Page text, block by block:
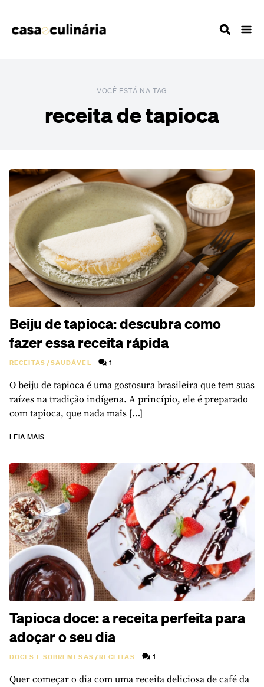
VOCÊ ESTÁ NA TAG
receita de tapioca
Beiju de tapioca: descubra como
fazer essa receita rápida
RECEITAS/SAUDÁVEL 1
O beiju de tapioca é uma gostosura brasileira que tem suas
raízes na tradição indígena. A princípio, ele é preparado
com tapioca, que nada mais […]
LEIA MAIS
Tapioca doce: a receita perfeita para
adoçar o seu dia
DOCES E SOBREMESAS/RECEITAS 1
Quer começar o dia com uma receita deliciosa de café da